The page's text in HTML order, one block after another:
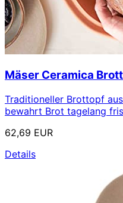
Mäser Ceramica
Traditioneller Brottopf
bewahrt Brot tagelang
62,69 EUR
Details